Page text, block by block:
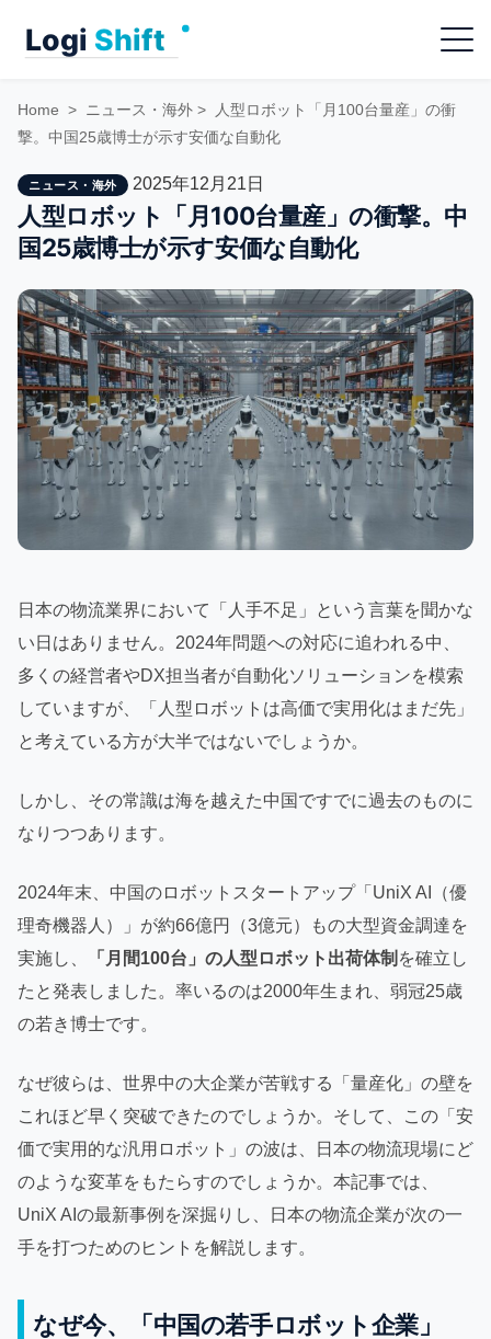
Menu
Home > ニュース・海外 >
人型ロボット「月100台量産」の衝
撃。中国25歳博士が示す安価な自動化
ニュース・海外 2025年12月21日
人型ロボット「月100台量産」の衝撃。中
国25歳博士が示す安価な自動化
日本の物流業界において「人手不足」という言葉を聞かな
い日はありません。2024年問題への対応に追われる中、
多くの経営者やDX担当者が自動化ソリューションを模索
していますが、「人型ロボットは高価で実用化はまだ先」
と考えている方が大半ではないでしょうか。
しかし、その常識は海を越えた中国ですでに過去のものに
なりつつあります。
2024年末、中国のロボットスタートアップ「UniX AI（優
理奇機器人）」が約66億円（3億元）もの大型資金調達を
実施し、
「月間100台」の人型ロボット出荷体制 を確立し
たと発表しました。率いるのは2000年生まれ、弱冠25歳
の若き博士です。
なぜ彼らは、世界中の大企業が苦戦する「量産化」の壁を
これほど早く突破できたのでしょうか。そして、この「安
価で実用的な汎用ロボット」の波は、日本の物流現場にど
のような変革をもたらすのでしょうか。本記事では、
UniX AIの最新事例を深掘りし、日本の物流企業が次の一
手を打つためのヒントを解説します。
なぜ今、「中国の若手ロボット企業」